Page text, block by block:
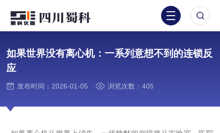
如果世界没有离心机：一系列意想不到的连锁反
应
发布时间：2026-01-05 浏览次数：405